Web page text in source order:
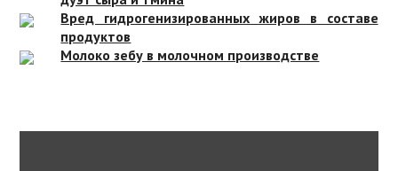
Вред гидрогенизированных жиров в составе
продуктов
Молоко зебу в молочном производстве